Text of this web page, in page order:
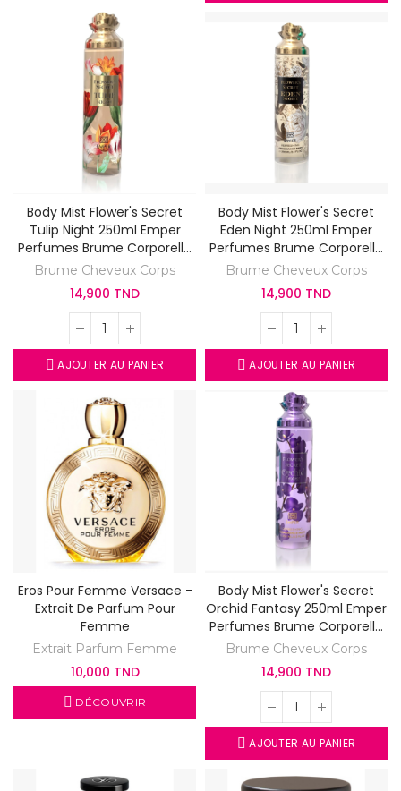
Body Mist Flower's Secret
Tulip Night 250ml Emper
Perfumes Brume Corporelle
Parfumé
Brume Cheveux Corps
14,900 TND
AJOUTER AU PANIER
Body Mist Flower's Secret
Eden Night 250ml Emper
Perfumes Brume Corporelle
Parfumé
Brume Cheveux Corps
14,900 TND
AJOUTER AU PANIER
Eros Pour Femme Versace -
Extrait De Parfum Pour
Femme
Extrait Parfum Femme
10,000 TND
DÉCOUVRIR
Body Mist Flower's Secret
Orchid Fantasy 250ml Emper
Perfumes Brume Corporelle
Parfumé
Brume Cheveux Corps
14,900 TND
AJOUTER AU PANIER